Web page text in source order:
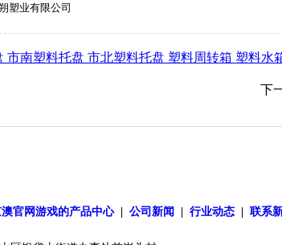
塑业有限公司
市南塑料托盘 市北塑料托盘 塑料周转箱 塑料水
下
官网游戏的产品中心 公司新闻 行业动态 联系